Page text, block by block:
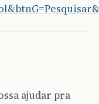
ajudar pra